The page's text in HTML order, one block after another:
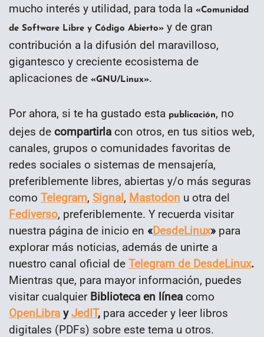
mucho interés y utilidad, para toda la «Comunidad
de Software Libre y Código Abierto» y de gran
contribución a la difusión del maravilloso,
gigantesco y creciente ecosistema de
aplicaciones de «GNU/Linux».
Por ahora, si te ha gustado esta publicación, no
dejes de compartirla con otros, en tus sitios web,
canales, grupos o comunidades favoritas de
redes sociales o sistemas de mensajería,
preferiblemente libres, abiertas y/o más seguras
como Telegram, Signal, Mastodon u otra del
Fediverso, preferiblemente. Y recuerda visitar
nuestra página de inicio en «DesdeLinux» para
explorar más noticias, además de unirte a
nuestro canal oficial de Telegram de DesdeLinux.
Mientras que, para mayor información, puedes
visitar cualquier Biblioteca en línea como
OpenLibra yJedIT, para acceder y leer libros
digitales (PDFs) sobre este tema u otros.